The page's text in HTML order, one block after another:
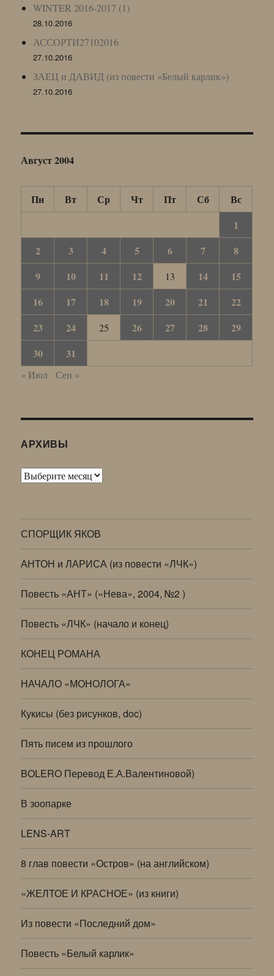
WINTER 2016-2017 (1)
28.10.2016
АССОРТИ27102016
27.10.2016
ЗАЕЦ и ДАВИД (из повести «Белый карлик»)
27.10.2016
Август 2004
Пн Вт Ср Чт Пт Сб
Вс
1
2
3 4 5 6 7
8
9
10 11 12 13 14
15
16
17 18 19 20 21
22
23
24 25 26 27 28
29
30
31
« Июл Сен »
АРХИВЫ
Архивы
СПОРЩИК ЯКОВ
АНТОН и ЛАРИСА (из повести «ЛЧК»)
Повесть «АНТ» («Нева», 2004, №2 )
Повесть «ЛЧК» (начало и конец)
КОНЕЦ РОМАНА
НАЧАЛО «МОНОЛОГА»
Кукисы (без рисунков, doc)
Пять писем из прошлого
BOLERO Перевод Е.А.Валентиновой)
В зоопарке
LENS-ART
8 глав повести «Остров» (на английском)
«ЖЕЛТОЕ И КРАСНОЕ» (из книги)
Из повести «Последний дом»
Повесть «Белый карлик»